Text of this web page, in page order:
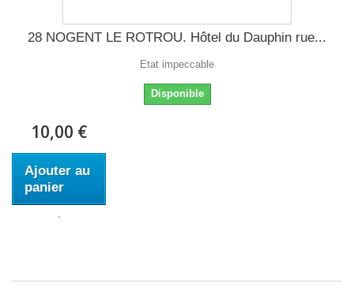
28 NOGENT LE ROTROU. Hôtel du Dauphin rue...
Etat impeccable
Disponible
10,00 €
Ajouter au
panier